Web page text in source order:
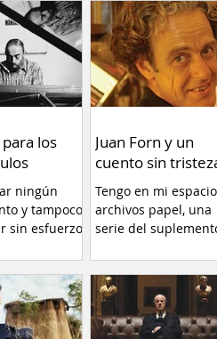
los
ningún
y tampoco
sin esfuerzo.
Juan Forn y un
cuento sin
Tengo en mi
archivos papel, una
serie del
(1996)...